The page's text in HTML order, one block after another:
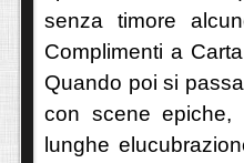
senza timore
Complimenti a
Quando poi si
con scene epiche,
lunghe